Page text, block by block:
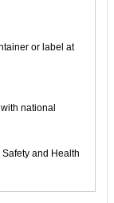
or label at
national
and Health